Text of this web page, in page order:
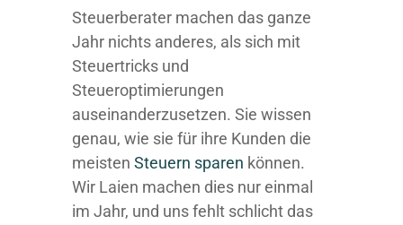
Steuerberater machen das ganze
Jahr nichts anderes, als sich mit
Steuertricks und
Steueroptimierungen
auseinanderzusetzen. Sie wissen
genau, wie sie für ihre Kunden die
meisten Steuern sparen können.
Wir Laien machen dies nur einmal
im Jahr, und uns fehlt schlicht das